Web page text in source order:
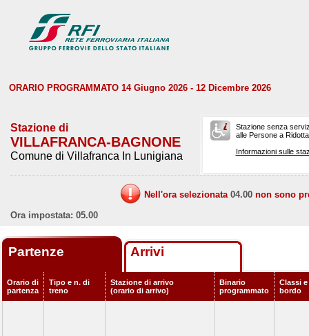
ORARIO PROGRAMMATO 14 Giugno 2026 - 12 Dicembre 2026
Stazione di
VILLAFRANCA-BAGNONE
Comune di Villafranca In Lunigiana
Stazione senza
alle Persone a
Informazioni sulle
Nell'ora selezionata 04.00 non sono
Ora impostata: 05.00
Partenze Arrivi
Orario di
partenza
Tipo e n. di
treno
Stazione di arrivo
(orario di arrivo)
Binario
programmato
Classi
bordo